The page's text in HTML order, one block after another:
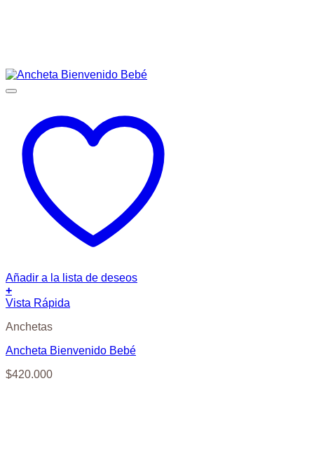
Añadir a la lista de deseos
+
Vista Rápida
Anchetas
Ancheta Bienvenido Bebé
$420.000